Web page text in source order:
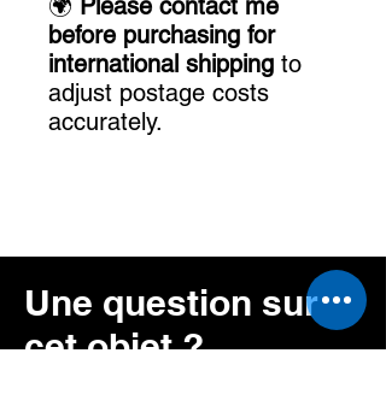
🌍 Please contact me
before purchasing for
international shipping to
adjust postage costs
accurately.
Une question sur
cet objet ?